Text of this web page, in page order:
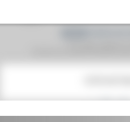
406